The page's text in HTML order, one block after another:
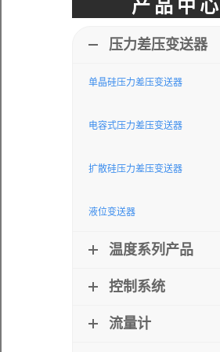
产品中心
压力差压变送器
单晶硅压力差压变送器
电容式压力差压变送器
扩散硅压力差压变送器
液位变送器
温度系列产品
控制系统
流量计